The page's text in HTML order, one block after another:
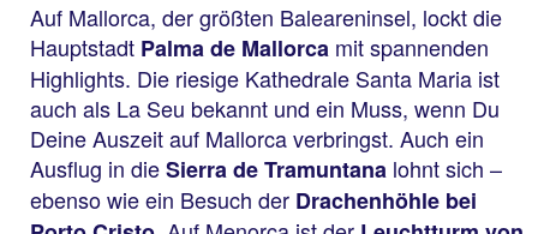
Auf Mallorca, der größten Baleareninsel, lockt die
Hauptstadt Palma de Mallorca mit spannenden
Highlights. Die riesige Kathedrale Santa Maria ist
auch als La Seu bekannt und ein Muss, wenn Du
Deine Auszeit auf Mallorca verbringst. Auch ein
Ausflug in dieSierra de Tramuntana lohnt sich –
ebenso wie ein Besuch der Drachenhöhle bei